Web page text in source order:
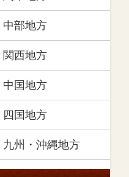
中部地方
関西地方
中国地方
四国地方
九州・沖縄地方